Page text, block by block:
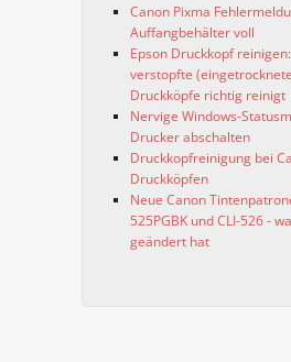
Canon Pixma
Auffangbehälter voll
Epson Druckkopf
verstopfte
Druckköpfe richtig reinigt
Nervige Windows-
Drucker abschalten
Druckkopfreinigung bei
Druckköpfen
Neue Canon
525PGBK und CLI-526 -
geändert hat